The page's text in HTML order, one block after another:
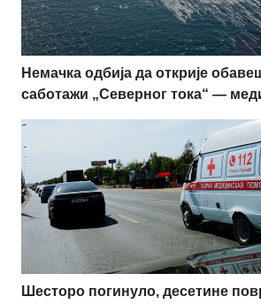
Немачка одбија да открије
саботажи „Северног тока“ —
Шесторо погинуло, десетине